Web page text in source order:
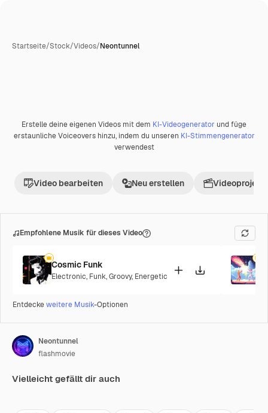
Startseite/Stock/Videos/Neontunnel
Premium
Erstelle deine eigenen Videos mit dem KI-Videogenerator und füge
erstaunliche Voiceovers hinzu, indem du unseren KI-Stimmengenerator
verwendest
Video bearbeiten Neu erstellen Videoprojekt
Empfohlene Musik für dieses Video
Cosmic Funk
Electronic, Funk,Groovy, Energetic
Entdeckeweitere Musik-Optionen
Neontunnel
flashmovie
Vielleicht gefällt dir auch